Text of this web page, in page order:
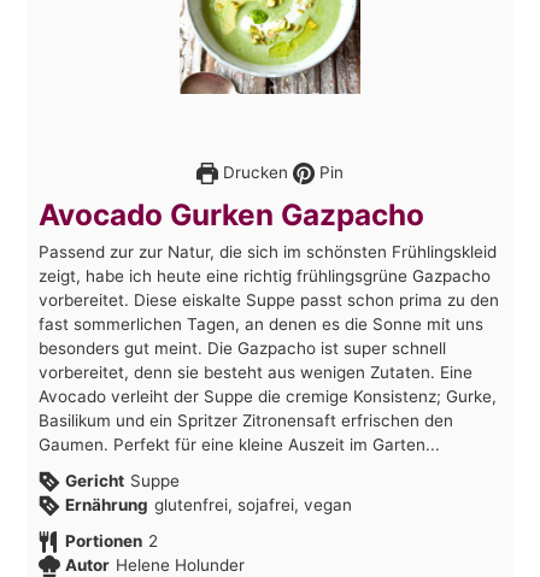
Drucken Pin
Avocado Gurken Gazpacho
Passend zur zur Natur, die sich im schönsten Frühlingskleid
zeigt, habe ich heute eine richtig frühlingsgrüne Gazpacho
vorbereitet. Diese eiskalte Suppe passt schon prima zu den
fast sommerlichen Tagen, an denen es die Sonne mit uns
besonders gut meint. Die Gazpacho ist super schnell
vorbereitet, denn sie besteht aus wenigen Zutaten. Eine
Avocado verleiht der Suppe die cremige Konsistenz; Gurke,
Basilikum und ein Spritzer Zitronensaft erfrischen den
Gaumen. Perfekt für eine kleine Auszeit im Garten...
Gericht Suppe
Ernährung glutenfrei, sojafrei, vegan
Portionen 2
Autor Helene Holunder